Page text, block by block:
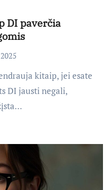
DI paverčia
kitaip, jei esate
DI jausti negali,